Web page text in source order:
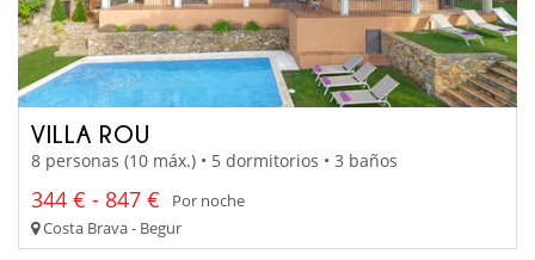
VILLA ROU
8 personas (10 máx.) • 5 dormitorios • 3 baños
344 € - 847 €
Por noche
Costa Brava - Begur